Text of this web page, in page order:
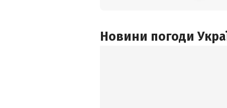
Новини погоди